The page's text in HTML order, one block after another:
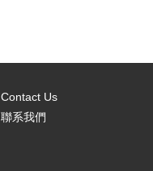
Contact Us
聯系我們